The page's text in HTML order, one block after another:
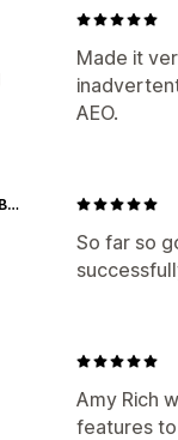
Made it
AEO.
So far so
Hannah Rose Vintage Boutique
Amy Rich
features